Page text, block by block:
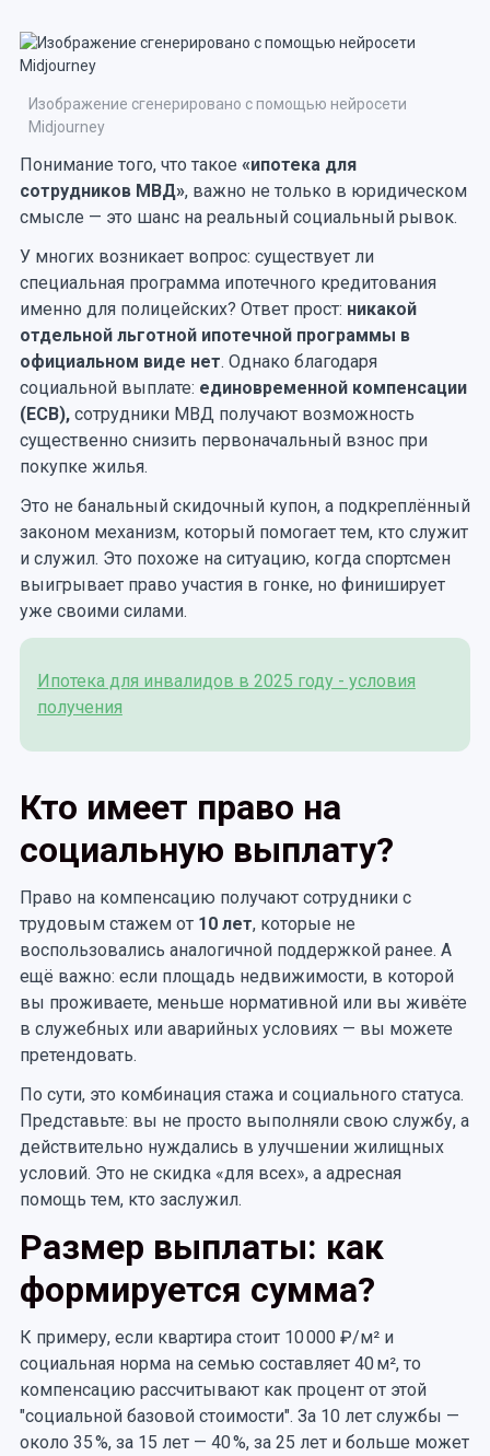
Изображение сгенерировано с помощью нейросети
Midjourney
Понимание того, что такое «ипотека для
сотрудников МВД», важно не только в юридическом
смысле — это шанс на реальный социальный рывок.
У многих возникает вопрос: существует ли
специальная программа ипотечного кредитования
именно для полицейских? Ответ прост: никакой
отдельной льготной ипотечной программы в
официальном виде нет. Однако благодаря
социальной выплате: единовременной компенсации
(ЕСВ), сотрудники МВД получают возможность
существенно снизить первоначальный взнос при
покупке жилья.
Это не банальный скидочный купон, а подкреплённый
законом механизм, который помогает тем, кто служит
и служил. Это похоже на ситуацию, когда спортсмен
выигрывает право участия в гонке, но финиширует
уже своими силами.
Ипотека для инвалидов в 2025 году - условия
получения
Кто имеет право на
социальную выплату?
Право на компенсацию получают сотрудники с
трудовым стажем от 10 лет, которые не
воспользовались аналогичной поддержкой ранее. А
ещё важно: если площадь недвижимости, в которой
вы проживаете, меньше нормативной или вы живёте
в служебных или аварийных условиях — вы можете
претендовать.
По сути, это комбинация стажа и социального статуса.
Представьте: вы не просто выполняли свою службу, а
действительно нуждались в улучшении жилищных
условий. Это не скидка «для всех», а адресная
помощь тем, кто заслужил.
Размер выплаты: как
формируется сумма?
К примеру, если квартира стоит 10 000 ₽/м² и
социальная норма на семью составляет 40 м², то
компенсацию рассчитывают как процент от этой
"социальной базовой стоимости". За 10 лет службы —
около 35 %, за 15 лет — 40 %, за 25 лет и больше может